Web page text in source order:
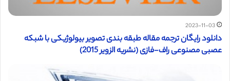
2023-11-03
دانلود رایگان ترجمه مقاله طبقه بندی تصویر بیولوژیکی با شبکه
عصبی مصنوعی راف-فازی (نشریه الزویر 2015)